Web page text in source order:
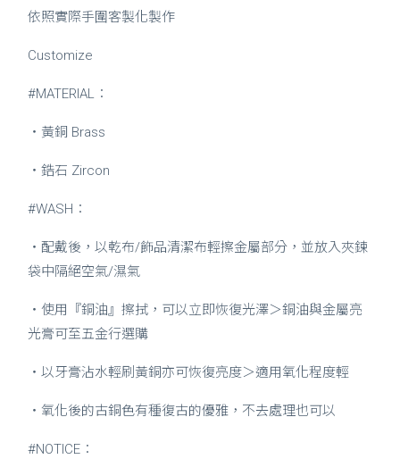
依照實際手圍客製化製作
Customize
#MATERIAL：
・黃銅 Brass
・鋯石 Zircon
#WASH：
・配戴後，以乾布/飾品清潔布輕擦金屬部分，並放入夾鍊
袋中隔絕空氣/濕氣
・使用『銅油』擦拭，可以立即恢復光澤＞銅油與金屬亮
光膏可至五金行選購
・以牙膏沾水輕刷黃銅亦可恢復亮度＞適用氧化程度輕
・氧化後的古銅色有種復古的優雅，不去處理也可以
#NOTICE：